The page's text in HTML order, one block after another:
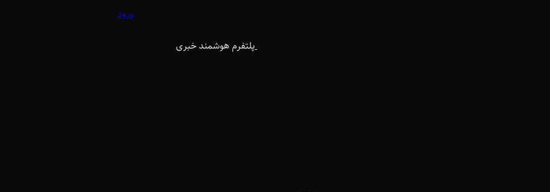
پلتفرم هوشمند خبری
ورود